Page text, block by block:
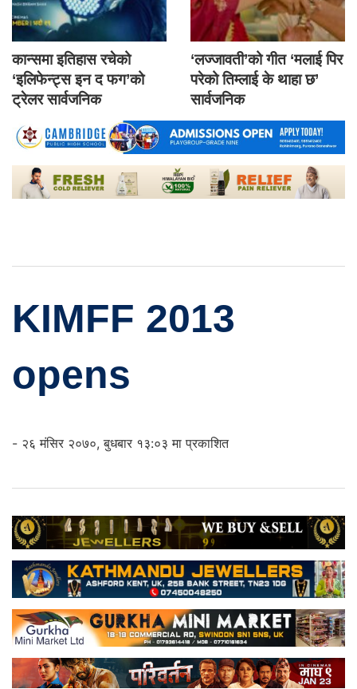
कान्समा इतिहास रचेको
‘इलिफेन्ट्स इन द फग’को
ट्रेलर सार्वजनिक
‘लज्जावती’को गीत ‘मलाई पिर
परेको तिम्लाई के थाहा छ’
सार्वजनिक
KIMFF 2013
opens
- २६ मंसिर २०७०, बुधबार १३:०३ मा प्रकाशित